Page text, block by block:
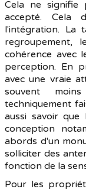
Cela ne signifie
accepté. Cela
l'intégration. La
regroupement,
cohérence avec
perception. En
avec une vraie
souvent
techniquement
aussi savoir
conception
abords d'un
solliciter des
fonction de la
Pour les